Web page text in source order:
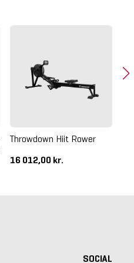
Throwdown Hiit Rower
16 012,00 kr.
SOCIAL